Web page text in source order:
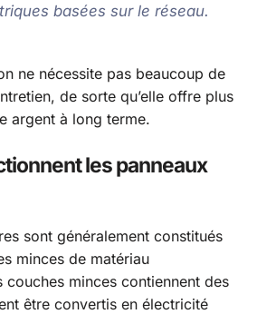
basées sur le réseau.
ne nécessite pas beaucoup de
de sorte qu’elle offre plus
argent à long terme.
les panneaux
sont généralement constitués
minces de matériau
couches minces contiennent des
être convertis en électricité